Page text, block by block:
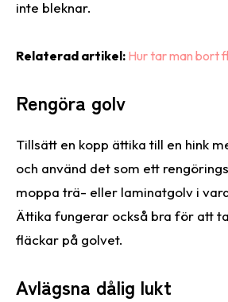
inte bleknar.
Relaterad artikel: Hur tar man bort
Rengöra golv
Tillsätt en kopp ättika till en hink
och använd det som ett
moppa trä- eller laminatgolv i
Ättika fungerar också bra för att
fläckar på golvet.
Avlägsna dålig lukt